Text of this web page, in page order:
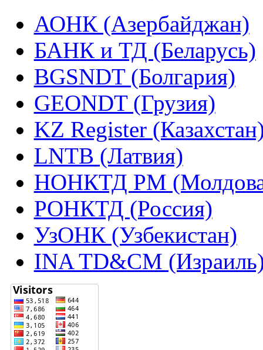
АОНК (Азербайджан)
БАНК и ТД (Беларусь)
BGSNDT (Болгария)
GEONDT (Грузия)
KZ Register
LNTB (Латвия)
НОНКТД РМ
РОНКТД (Россия)
УзОНК (Узбекистан)
INA TD&CM